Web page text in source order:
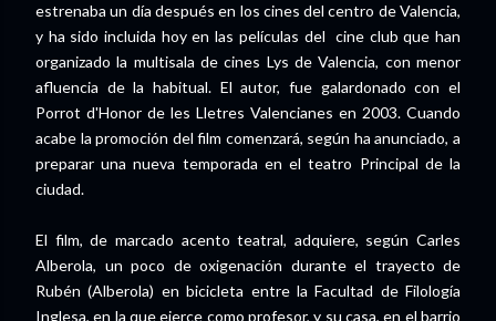
estrenaba un día después en los cines del centro de Valencia,
y ha sido incluida hoy en las películas del cine club que han
organizado la multisala de cines Lys de Valencia, con menor
afluencia de la habitual. El autor, fue galardonado con el
Porrot d'Honor de les Lletres Valencianes en 2003. Cuando
acabe la promoción del film comenzará, según ha anunciado, a
preparar una nueva temporada en el teatro Principal de la
ciudad.
El film, de marcado acento teatral, adquiere, según Carles
Alberola, un poco de oxigenación durante el trayecto de
Rubén (Alberola) en bicicleta entre la Facultad de Filología
Inglesa, en la que ejerce como profesor, y su casa, en el barrio